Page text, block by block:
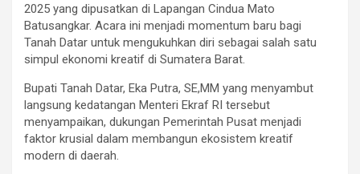
2025 yang dipusatkan di Lapangan Cindua Mato
Batusangkar. Acara ini menjadi momentum baru bagi
Tanah Datar untuk mengukuhkan diri sebagai salah satu
simpul ekonomi kreatif di Sumatera Barat.
Bupati Tanah Datar, Eka Putra, SE,MM yang menyambut
langsung kedatangan Menteri Ekraf RI tersebut
menyampaikan, dukungan Pemerintah Pusat menjadi
faktor krusial dalam membangun ekosistem kreatif
modern di daerah.